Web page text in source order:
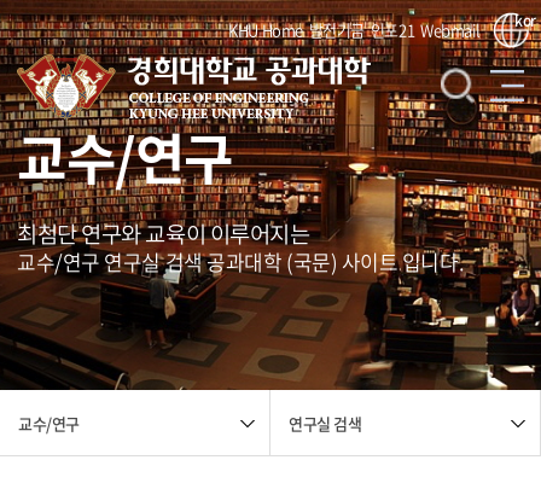
KHU Home 발전기금 인포21 Webmail kor
교수/연구
최첨단 연구와 교육이 이루어지는
교수/연구 연구실 검색 공과대학 (국문) 사이트 입니다.
교수/연구 연구실 검색